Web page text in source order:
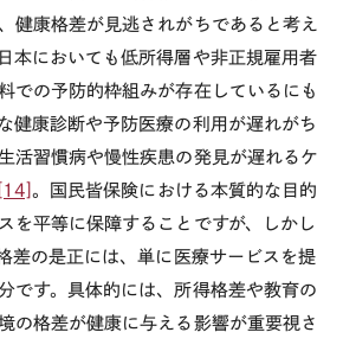
健康格差が見逃されがちであると考え
本においても低所得層や非正規雇用者
での予防的枠組みが存在しているにも
健康診断や予防医療の利用が遅れがち
活習慣病や慢性疾患の発見が遅れるケ
。国民皆保険における本質的な目的
を平等に保障することですが、しかし
差の是正には、単に医療サービスを提
です。具体的には、所得格差や教育の
の格差が健康に与える影響が重要視さ